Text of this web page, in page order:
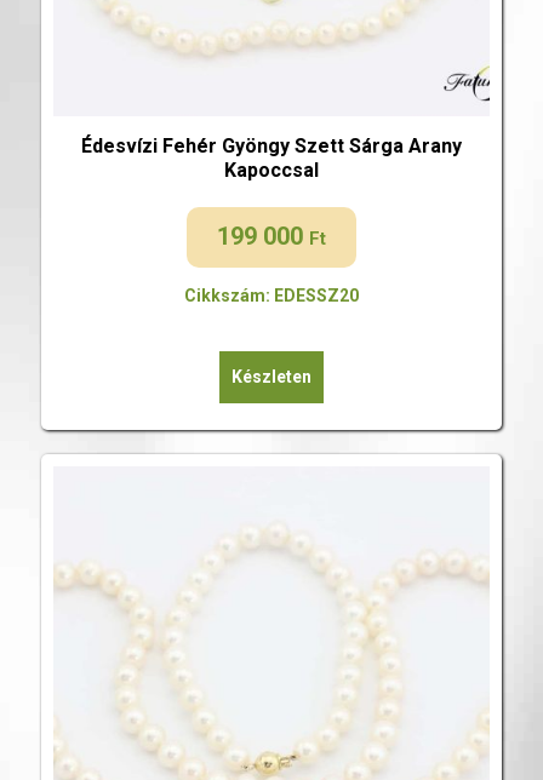
Édesvízi Fehér Gyöngy Szett Sárga Arany
Kapoccsal
199 000 Ft
Cikkszám: EDESSZ20
Készleten